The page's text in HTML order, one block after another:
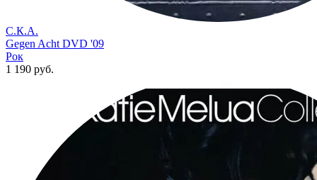
С.К.А.
Gegen Acht DVD '09
Рок
1 190 руб.